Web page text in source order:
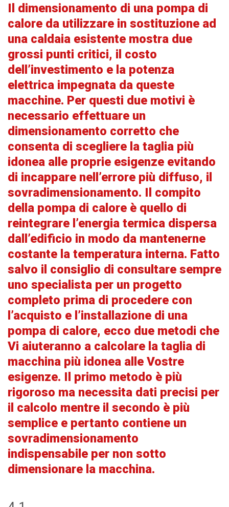
Il dimensionamento di una pompa di
calore da utilizzare in sostituzione ad
una caldaia esistente mostra due
grossi punti critici, il costo
dell’investimento e la potenza
elettrica impegnata da queste
macchine. Per questi due motivi è
necessario effettuare un
dimensionamento corretto che
consenta di scegliere la taglia più
idonea alle proprie esigenze evitando
di incappare nell’errore più diffuso, il
sovradimensionamento. Il compito
della pompa di calore è quello di
reintegrare l’energia termica dispersa
dall’edificio in modo da mantenerne
costante la temperatura interna. Fatto
salvo il consiglio di consultare sempre
uno specialista per un progetto
completo prima di procedere con
l’acquisto e l’installazione di una
pompa di calore, ecco due metodi che
Vi aiuteranno a calcolare la taglia di
macchina più idonea alle Vostre
esigenze. Il primo metodo è più
rigoroso ma necessita dati precisi per
il calcolo mentre il secondo è più
semplice e pertanto contiene un
sovradimensionamento
indispensabile per non sotto
dimensionare la macchina.